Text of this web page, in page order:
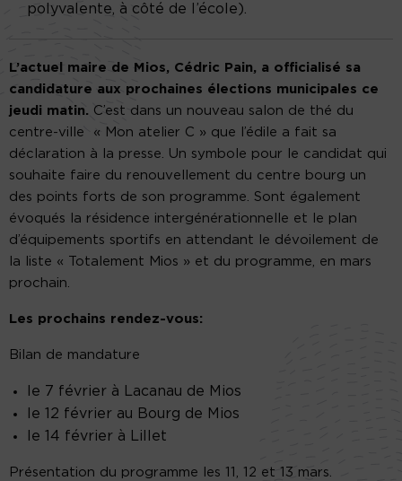
polyvalente, à côté de l’école).
L’actuel maire de Mios, Cédric Pain, a officialisé sa
candidature aux prochaines élections municipales ce
jeudi matin. C’est dans un nouveau salon de thé du
centre-ville « Mon atelier C » que l’édile a fait sa
déclaration à la presse. Un symbole pour le candidat qui
souhaite faire du renouvellement du centre bourg un
des points forts de son programme. Sont également
évoqués la résidence intergénérationnelle et le plan
d’équipements sportifs en attendant le dévoilement de
la liste « Totalement Mios » et du programme, en mars
prochain.
Les prochains rendez-vous:
Bilan de mandature
le 7 février à Lacanau de Mios
le 12 février au Bourg de Mios
le 14 février à Lillet
Présentation du programme les 11, 12 et 13 mars.